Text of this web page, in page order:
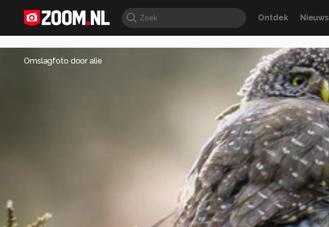
Ontdek Nieuws
Omslagfoto dooralie